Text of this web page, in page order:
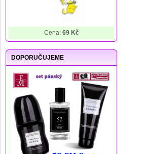
Cena: 69 Kč
DOPORUČUJEME